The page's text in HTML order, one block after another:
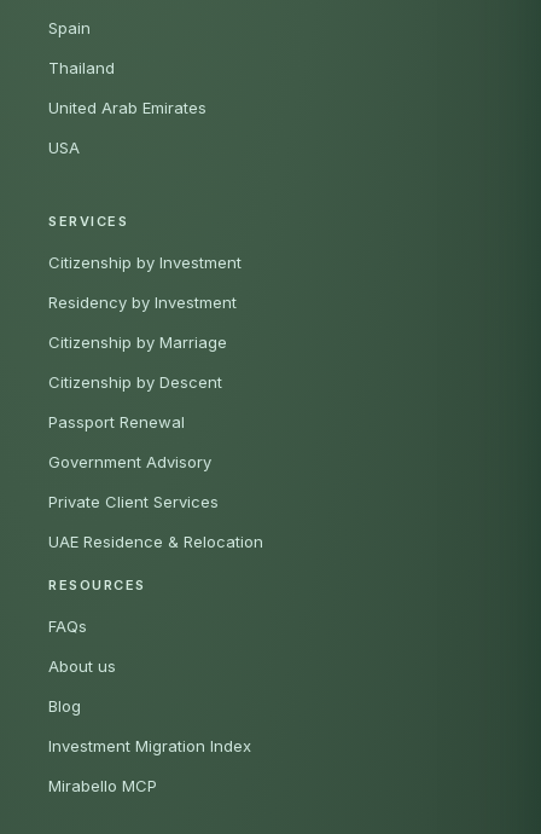
Spain
Thailand
United Arab Emirates
USA
SERVICES
Citizenship by Investment
Residency by Investment
Citizenship by Marriage
Citizenship by Descent
Passport Renewal
Government Advisory
Private Client Services
UAE Residence & Relocation
RESOURCES
FAQs
About us
Blog
Investment Migration Index
Mirabello MCP